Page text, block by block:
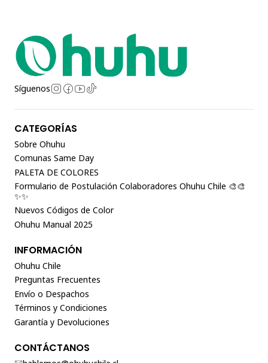
Síguenos
CATEGORÍAS
Sobre Ohuhu
Comunas Same Day
PALETA DE COLORES
Formulario de Postulación Colaboradores Ohuhu Chile 🎨🎨
✨✨
Nuevos Códigos de Color
Ohuhu Manual 2025
INFORMACIÓN
Ohuhu Chile
Preguntas Frecuentes
Envío o Despachos
Términos y Condiciones
Garantía y Devoluciones
CONTÁCTANOS